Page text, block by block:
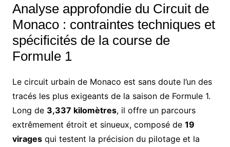
Analyse approfondie du Circuit de
Monaco : contraintes techniques et
spécificités de la course de
Formule 1
Le circuit urbain de Monaco est sans doute l’un des
tracés les plus exigeants de la saison de Formule 1.
Long de 3,337 kilomètres, il offre un parcours
extrêmement étroit et sinueux, composé de 19
viragesqui testent la précision du pilotage et la